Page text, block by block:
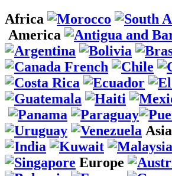
Africa
America
Asia
Europe